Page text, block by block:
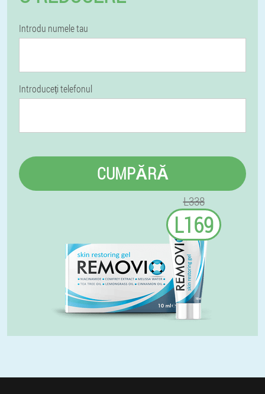
Introdu numele tau
Introduceți telefonul
CUMPĂRĂ
L338
L169